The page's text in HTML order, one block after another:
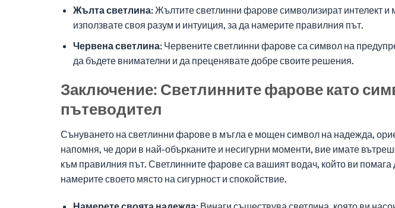
Жълта светлина:Жълтите светлинни фарове символизират интелект и
използвате своя разум и интуиция, за да намерите правилния път.
Червена светлина:Червените светлинни фарове са символ на
да бъдете внимателни и да преценявате добре своите решения.
Заключение: Светлинните фарове като
пътеводител
Сънуването на светлинни фарове в мъгла е мощен символ на надежда,
напомня, че дори в най-обърканите и несигурни моменти, вие имате
към правилния път. Светлинните фарове са вашият водач, който ви помага
намерите своето място на сигурност и спокойствие.